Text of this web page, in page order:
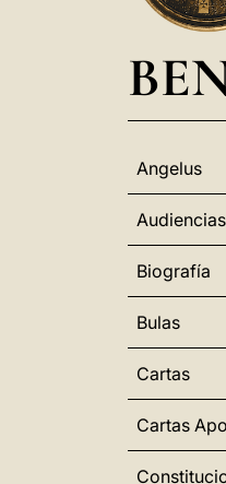
Angelus
Audiencias
Biografía
Bulas
Cartas
Cartas